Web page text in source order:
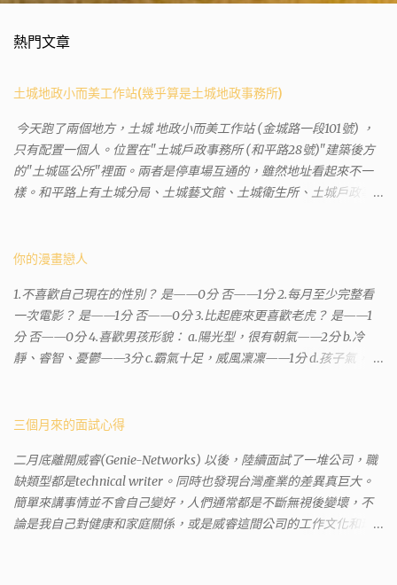
熱門文章
土城地政小而美工作站(幾乎算是土城地政事務所)
今天跑了兩個地方，土城 地政小而美工作站 (金城路一段101號) ，
只有配置一個人。位置在"土城戶政事務所 (和平路28號)"建築後方
的"土城區公所"裡面。兩者是停車場互通的，雖然地址看起來不一
樣。和平路上有土城分局、土城藝文館、土城衛生所、土城戶政事
沒有正式的地政事務所，只有地政小而美工作站 ，也已經能處理大
到以後還真嚇了一跳，這一看就有問題。要是我拿著那不被承認、
有問題的幽靈合約恐怕還調不到資源。但我不知道審判時法官會不
會去調閱這些資料。因為沒把握每個法官或檢察官都公正細心，在
案牘勞形中，會願意為了這種小人物受害案件去挖出更大的黑幕。
市板橋地政事務所 )去取得。不過實際到了現場發現還是需要法院的
件的租客。 在這過程中我覺得很像行走於沙漠的求生者，在一個小
綠洲受到指引要繼續往某個方向才能脫離沙漠。當我不幸受到詐騙
的時候，會覺得這社會真的很黑暗，到處都是敗類橫行卻沒有人願
意伸出援手。行政人員對於社會上充滿詐騙被害者也是義憤填膺，
你的漫畫戀人
1.不喜歡自己現在的性別？ 是——0分 否——1分 2.每月至少完整看
一次電影？ 是——1分 否——0分 3.比起鹿來更喜歡老虎？ 是——1
分 否——0分 4.喜歡男孩形貌： a.陽光型，很有朝氣——2分 b.冷
靜、睿智、憂鬱——3分 c.霸氣十足，威風凜凜——1分 d.孩子氣，十
——1分 6.希望戀人的姓氏： a.大眾化——1分 b.罕見，古色古香的複
活動喜歡參加： a.整場籃球比賽——1分 b.打一下午檯球——3分 c.正
式的舞會——4分 d.猜謎或搶答——2分 8.橡皮與立可白，更常用：
橡皮——1分 立可白——0分 9.喜歡下列哪一種顏色搭配： a.紅加黑
——1分 b.金加銀——2分 c.粉加白——4分 d.粉加灰——3分 10.有多
三個月來的面試心得
二月底離開威睿(Genie-Networks) 以後，陸續面試了一堆公司，職
缺類型都是technical writer。同時也發現台灣產業的差異真巨大。
簡單來講事情並不會自己變好，人們通常都是不斷無視後變壞，不
論是我自己對健康和家庭關係，或是威睿這間公司的工作文化和環